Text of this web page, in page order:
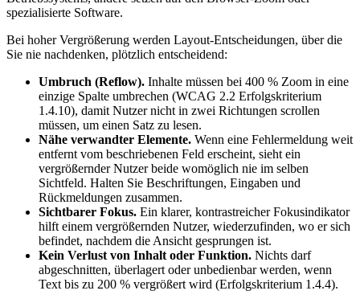
spezialisierte Software.
Bei hoher Vergrößerung werden Layout-Entscheidungen, über die
Sie nie nachdenken, plötzlich entscheidend:
Umbruch (Reflow). Inhalte müssen bei 400 % Zoom in eine
einzige Spalte umbrechen (WCAG 2.2 Erfolgskriterium
1.4.10), damit Nutzer nicht in zwei Richtungen scrollen
müssen, um einen Satz zu lesen.
Nähe verwandter Elemente. Wenn eine Fehlermeldung weit
entfernt vom beschriebenen Feld erscheint, sieht ein
vergrößernder Nutzer beide womöglich nie im selben
Sichtfeld. Halten Sie Beschriftungen, Eingaben und
Rückmeldungen zusammen.
Sichtbarer Fokus. Ein klarer, kontrastreicher Fokusindikator
hilft einem vergrößernden Nutzer, wiederzufinden, wo er sich
befindet, nachdem die Ansicht gesprungen ist.
Kein Verlust von Inhalt oder Funktion. Nichts darf
abgeschnitten, überlagert oder unbedienbar werden, wenn
Text bis zu 200 % vergrößert wird (Erfolgskriterium 1.4.4).